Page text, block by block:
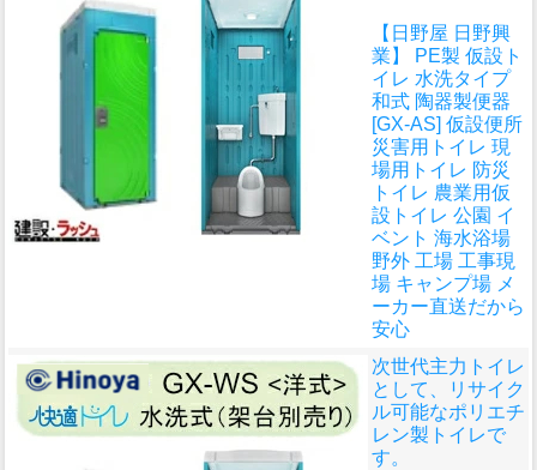
【日野屋 日野興
業】 PE製 仮設ト
イレ 水洗タイプ
和式 陶器製便器
[GX-AS] 仮設便所
災害用トイレ 現
場用トイレ 防災
トイレ 農業用仮
設トイレ 公園 イ
ベント 海水浴場
野外 工場 工事現
場 キャンプ場 メ
ーカー直送だから
安心
次世代主力トイレ
として、リサイク
ル可能なポリエチ
レン製トイレで
す。